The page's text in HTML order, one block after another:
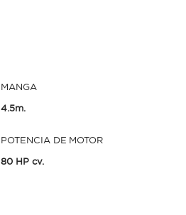
MANGA
4.5m.
POTENCIA DE MOTOR
80 HP cv.